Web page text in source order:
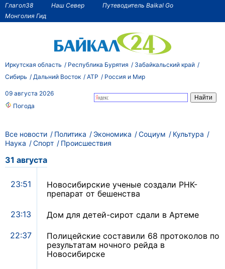
Глагол38 Наш Север
Путеводитель Baikal Go
Монголия Гид
Иркутская область Республика Бурятия
Забайкальский край
Сибирь
Дальний Восток АТР Россия и Мир
09 августа 2026
Погода
Все новости Политика Экономика Социум
Культура
Наука
Спорт Происшествия
31 августа
23:51
Новосибирские ученые создали РНК-
препарат от бешенства
23:13 Дом для детей-сирот сдали в Артеме
22:37
Полицейские составили 68 протоколов по
результатам ночного рейда в
Новосибирске